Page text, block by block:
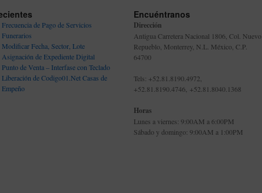
Frecuencia de Pago de Servicios
Funerarios
Modificar Fecha, Sector, Lote
Asignación de Expediente Digital
Punto de Venta – Interfase con Teclado
Liberación de Codigo01.Net Casas de
Empeño
Encuéntranos
Dirección
Antigua Carretera Nacional 1806, Col. Nuevo
Repueblo, Monterrey, N.L. México, C.P.
64700
Tels: +52.81.8190.4972,
+52.81.8190.4746, +52.81.8040.1368
Horas
Lunes a viernes: 9:00AM a 6:00PM
Sábado y domingo: 9:00AM a 1:00PM